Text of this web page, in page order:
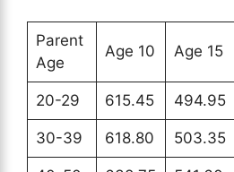
Parent
Age
Age 10 Age 15
20-29 615.45 494.95
30-39 618.80 503.35